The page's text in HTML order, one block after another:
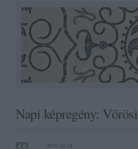
Napi képregény:
PPJ 2010.10.18.